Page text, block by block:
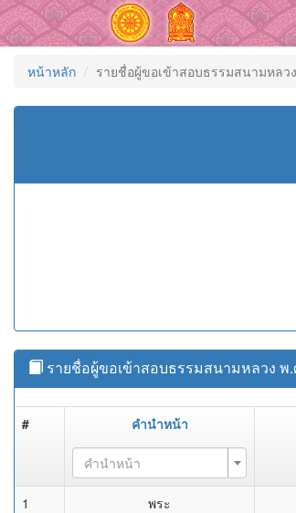
หน้าหลัก รายชื่อผู้ขอเข้าสอบธรรมสนามหล
รายชื่อผู้ขอเข้าสอบธรรมสนามหลวง
# คำนำหน้า
คำนำหน้า
1 พระ